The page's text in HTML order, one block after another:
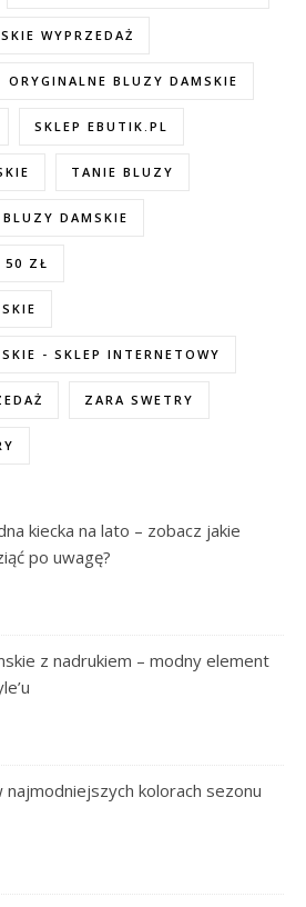
WYPRZEDAŻ
ORYGINALNE BLUZY DAMSKIE
SKLEP EBUTIK.PL
TANIE BLUZY
DAMSKIE
50 ZŁ
- SKLEP INTERNETOWY
ZARA SWETRY
kiecka na lato – zobacz jakie
po uwagę?
z nadrukiem – modny element
najmodniejszych kolorach sezonu